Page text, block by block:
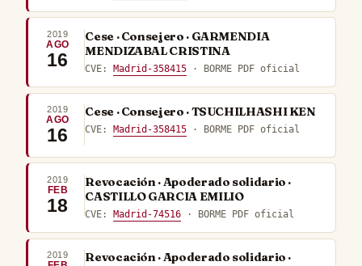
2019
AGO
16
Cese · Consejero · GARMENDIA
MENDIZABAL CRISTINA
CVE:Madrid-358415 · BORME PDF oficial
2019
AGO
16
Cese · Consejero · TSUCHILHASHI KEN
CVE: Madrid-358415 · BORME PDF oficial
2019
FEB
18
Revocación · Apoderado solidario ·
CASTILLO GARCIA EMILIO
CVE:Madrid-74516 · BORME PDF oficial
2019
Revocación · Apoderado solidario ·